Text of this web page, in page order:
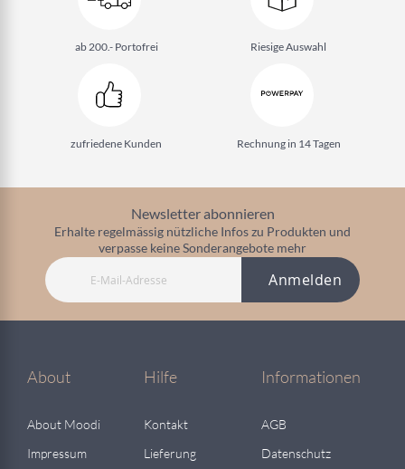
ab 200.- Portofrei Riesige Auswahl
zufriedene Kunden Rechnung in 14 Tagen
Newsletter abonnieren
Erhalte regelmässig nützliche Infos zu Produkten und
verpasse keine Sonderangebote mehr
Anmelden
About
About Moodi
Impressum
Hilfe
Kontakt
Lieferung
Informationen
AGB
Datenschutz